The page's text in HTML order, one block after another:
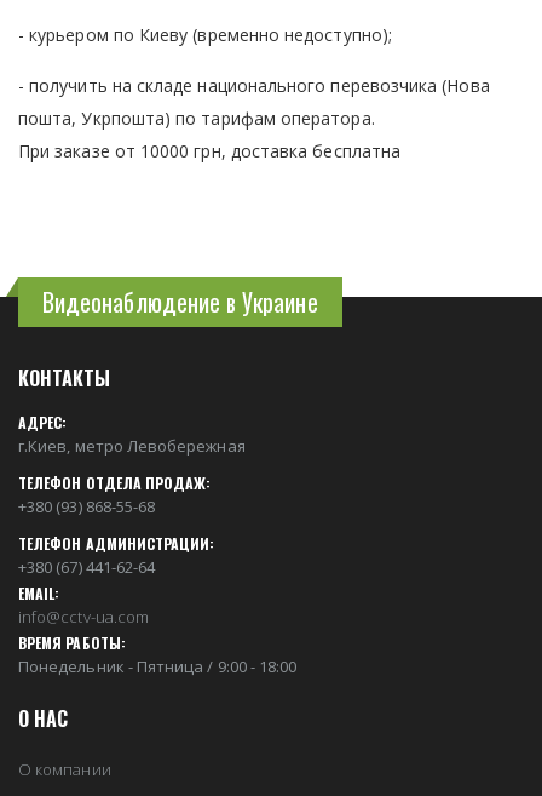
- курьером по Киеву (временно недоступно);
- получить на складе национального перевозчика (Нова
пошта, Укрпошта) по тарифам оператора.
При заказе от 10000 грн, доставка бесплатна
Видеонаблюдение в Украине
КОНТАКТЫ
АДРЕС:
г.Киев, метро Левобережная
ТЕЛЕФОН ОТДЕЛА ПРОДАЖ:
+380 (93) 868-55-68
ТЕЛЕФОН АДМИНИСТРАЦИИ:
+380 (67) 441-62-64
EMAIL:
info@cctv-ua.com
ВРЕМЯ РАБОТЫ:
Понедельник - Пятница / 9:00 - 18:00
О НАС
О компании